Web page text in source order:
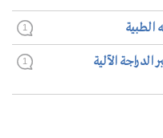
الطبية 1
الآلية
1